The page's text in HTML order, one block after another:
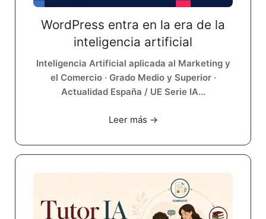
WordPress entra en la era de la
inteligencia artificial
Inteligencia Artificial aplicada al Marketing y
el Comercio · Grado Medio y Superior ·
Actualidad España / UE Serie IA...
Leer más →